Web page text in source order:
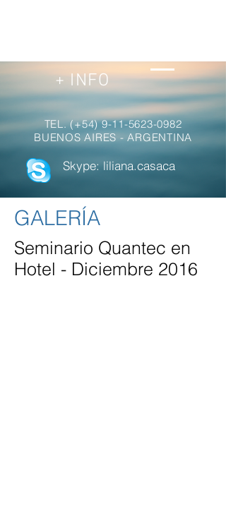
+ INFO
TEL. (+54)9-11-5623-0982
BUENOS AIRES - ARGENTINA
Skype: liliana.casaca
GALERÍA
Seminario Quantec en
Hotel - Diciembre 2016